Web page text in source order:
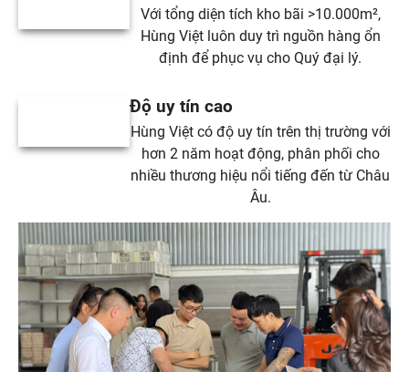
Với tổng diện tích kho bãi >10.000m²,
Hùng Việt luôn duy trì nguồn hàng ổn
định để phục vụ cho Quý đại lý.
Độ uy tín cao
Hùng Việt có độ uy tín trên thị trường với
hơn 2 năm hoạt động, phân phối cho
nhiều thương hiệu nổi tiếng đến từ Châu
Âu.